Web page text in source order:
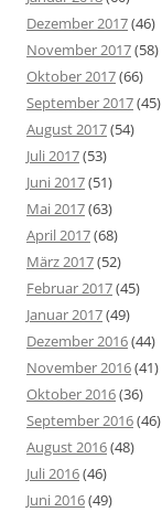
Dezember 2017(46)
November 2017(58)
Oktober 2017(66)
September 2017(45)
August 2017(54)
Juli 2017(53)
Juni 2017(51)
Mai 2017(63)
April 2017(68)
März 2017(52)
Februar 2017(45)
Januar 2017(49)
Dezember 2016(44)
November 2016(41)
Oktober 2016(36)
September 2016(46)
August 2016(48)
Juli 2016(46)
Juni 2016(49)